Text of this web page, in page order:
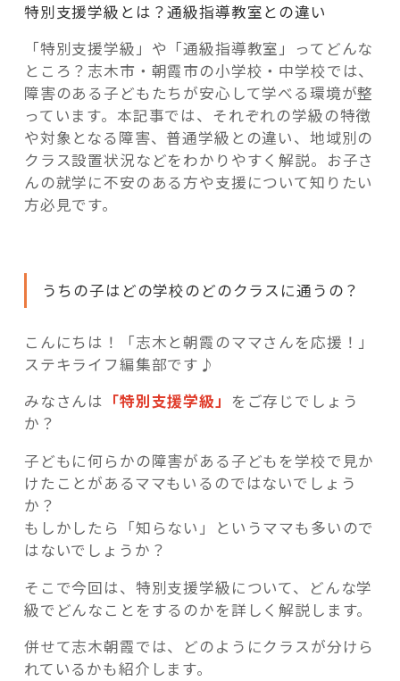
「モノ」
fleXe リノベ事例
「ひと」
協賛・協力店
記事検索
特別支援学級とは？通級指導教室との違い
「特別支援学級」や「通級指導教室」ってどんな
ところ？志木市・朝霞市の小学校・中学校では、
障害のある子どもたちが安心して学べる環境が整
っています。本記事では、それぞれの学級の特徴
や対象となる障害、普通学級との違い、地域別の
クラス設置状況などをわかりやすく解説。お子さ
んの就学に不安のある方や支援について知りたい
方必見です。
うちの子はどの学校のどのクラスに通うの？
こんにちは！「志木と朝霞のママさんを応援！」
ステキライフ編集部です♪
みなさんは 「特別支援学級」 をご存じでしょう
か？
子どもに何らかの障害がある子どもを学校で見か
けたことがあるママもいるのではないでしょう
か？
もしかしたら「知らない」というママも多いので
はないでしょうか？
そこで今回は、特別支援学級について、どんな学
級でどんなことをするのかを詳しく解説します。
併せて志木朝霞では、どのようにクラスが分けら
れているかも紹介します。